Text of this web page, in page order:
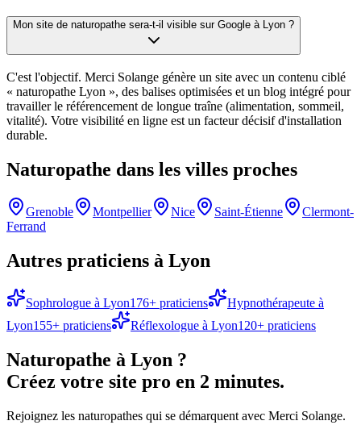
Mon site de naturopathe sera-t-il visible sur Google à Lyon ?
C'est l'objectif. Merci Solange génère un site avec un contenu ciblé
« naturopathe Lyon », des balises optimisées et un blog intégré pour
travailler le référencement de longue traîne (alimentation, sommeil,
vitalité). Votre visibilité en ligne est un facteur décisif d'installation
durable.
Naturopathe dans les villes proches
Grenoble Montpellier Nice Saint-Étienne
Clermont-
Ferrand
Autres praticiens à Lyon
Sophrologue à Lyon176+ praticiens Hypnothérapeute à
Lyon155+ praticiens Réflexologue à Lyon120+ praticiens
Naturopathe à Lyon ?
Créez votre site pro en 2 minutes.
Rejoignez les naturopathes qui se démarquent avec Merci Solange.